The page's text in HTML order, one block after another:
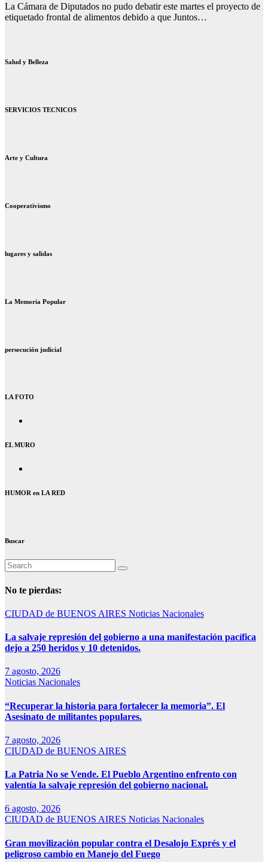
La Cámara de Diputados no pudo debatir este martes el proyecto de
etiquetado frontal de alimentos debido a que Juntos…
Salud y Belleza
SERVICIOS TECNICOS
Arte y Cultura
Cooperativismo
lugares y salidas
La Memoria Popular
persecución judicial
LA FOTO
EL MURO
HUMOR en LA RED
Buscar
No te pierdas:
CIUDAD de BUENOS AIRES Noticias Nacionales
La salvaje represión del gobierno a una manifestación pacífica
dejo a 250 heridos y 10 detenidos.
7 agosto, 2026
Noticias Nacionales
“Recuperar la historia para fortalecer la memoria”. El
Asesinato de militantes populares.
7 agosto, 2026
CIUDAD de BUENOS AIRES
La Patria No se Vende. El Pueblo Argentino enfrento con
valentía la salvaje represión del gobierno nacional.
6 agosto, 2026
CIUDAD de BUENOS AIRES Noticias Nacionales
Gran movilización popular contra el Desalojo Exprés y el
peligroso cambio en Manejo del Fuego